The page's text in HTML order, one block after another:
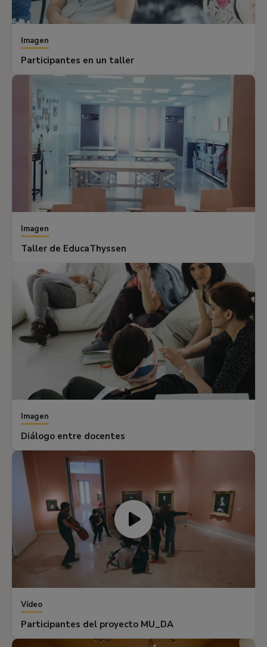
Imagen
Participantes en un taller
Imagen
Taller de EducaThyssen
Imagen
Diálogo entre docentes
Vídeo
Participantes del proyecto MU_DA